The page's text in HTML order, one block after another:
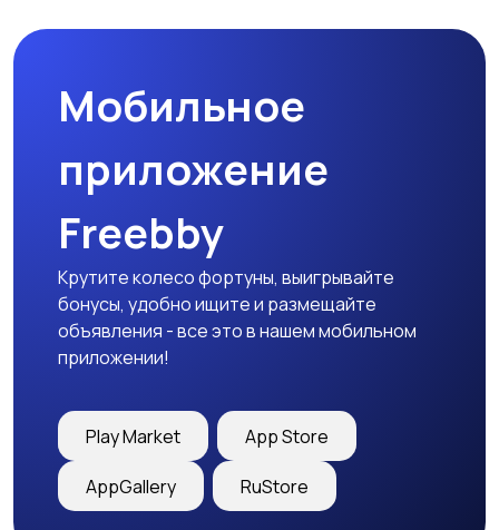
Мобильное
приложение
Freebby
Крутите колесо фортуны, выигрывайте
бонусы, удобно ищите и размещайте
объявления - все это в нашем мобильном
приложении!
Play Market App Store
AppGallery RuStore